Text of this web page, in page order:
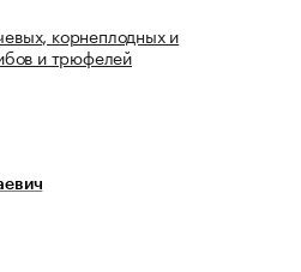
корнеплодных и
и трюфелей